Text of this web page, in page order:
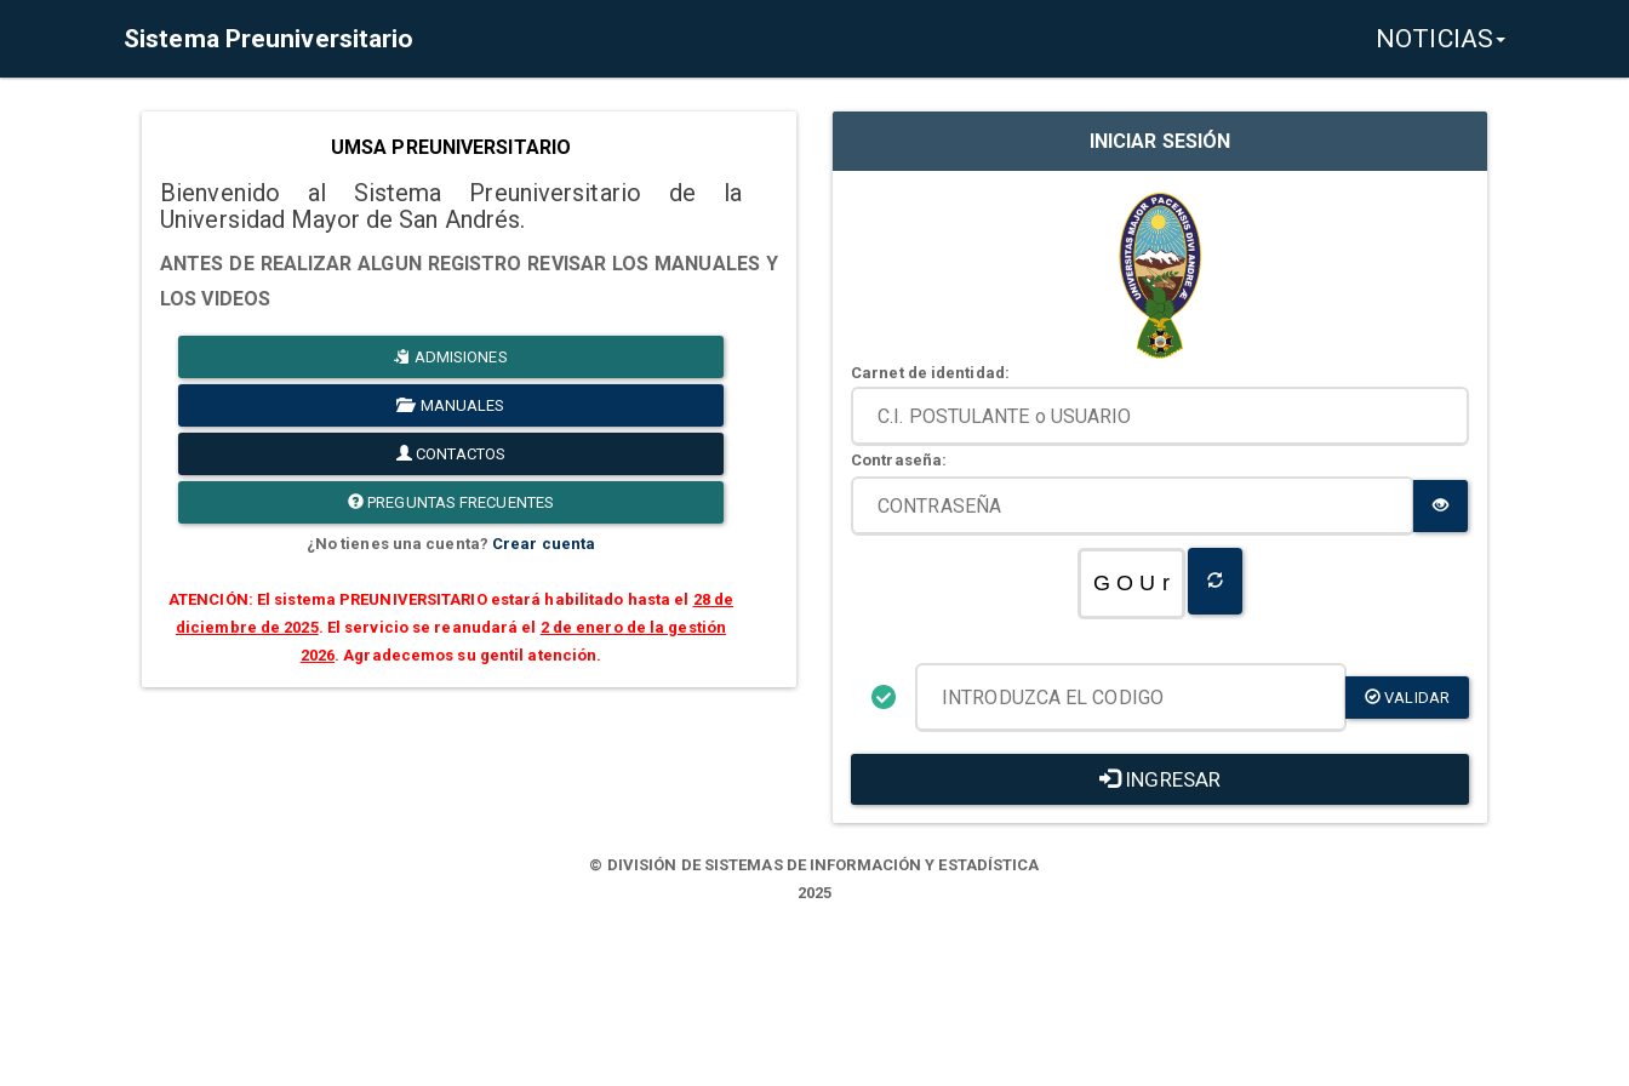
Sistema Preuniversitario NOTICIAS
UMSA PREUNIVERSITARIO
Bienvenido al Sistema Preuniversitario de la
Universidad Mayor de San Andrés.
ANTES DE REALIZAR ALGUN REGISTRO REVISAR LOS MANUALES Y
LOS VIDEOS
ADMISIONES
MANUALES
CONTACTOS
PREGUNTAS FRECUENTES
¿No tienes una cuenta? Crear cuenta
ATENCIÓN: El sistema PREUNIVERSITARIO estará habilitado hasta el 28 de
diciembre de 2025. El servicio se reanudará el 2 de enero de la gestión
2026. Agradecemos su gentil atención.
INICIAR SESIÓN
Carnet de identidad:
Contraseña:
G O U r
VALIDAR
INGRESAR
© DIVISIÓN DE SISTEMAS DE INFORMACIÓN Y ESTADÍSTICA
2025